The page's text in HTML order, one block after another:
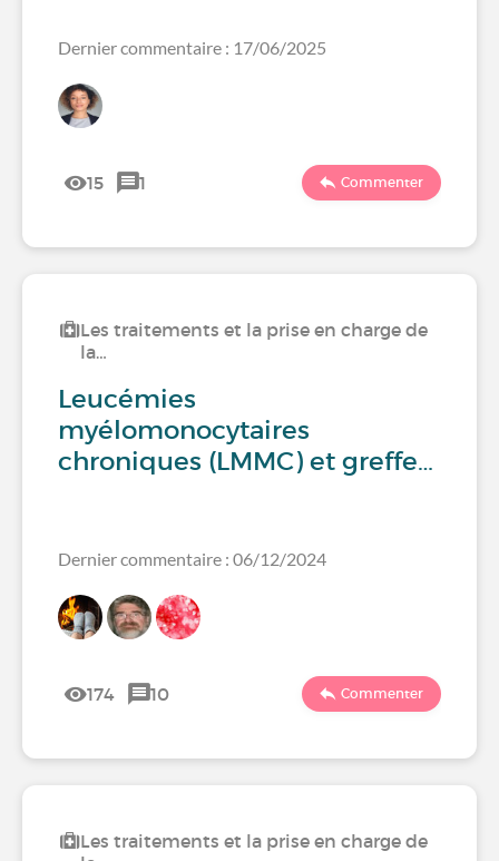
Dernier commentaire : 17/06/2025
15 1 Commenter
Les traitements et la prise en charge de
la…
Leucémies
myélomonocytaires
chroniques (LMMC) et greffe…
Dernier commentaire : 06/12/2024
174 10 Commenter
Les traitements et la prise en charge de